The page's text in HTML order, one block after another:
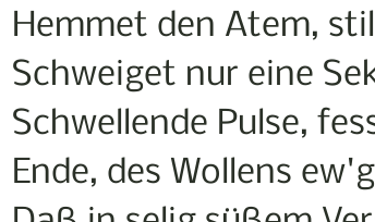
Hemmet den Atem,
Schweiget nur eine
Schwellende Pulse,
Ende, des Wollens